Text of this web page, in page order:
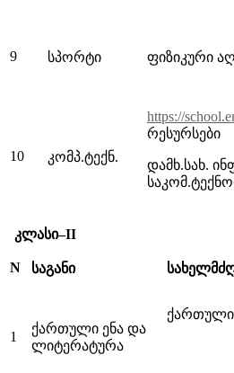
9 სპორტი ფიზიკური
10 კომპ.ტექნ.
https://
რესურსები
დამხ.სახ.
კლასი–II
N საგანი
1
ქართული ენა და
ლიტერატურა
ქართული